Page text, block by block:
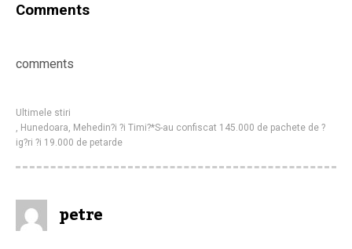
Comments
comments
Ultimele stiri
, Hunedoara, Mehedin?i ?i Timi?*S-au confiscat 145.000 de pachete de ?
ig?ri ?i 19.000 de petarde
petre